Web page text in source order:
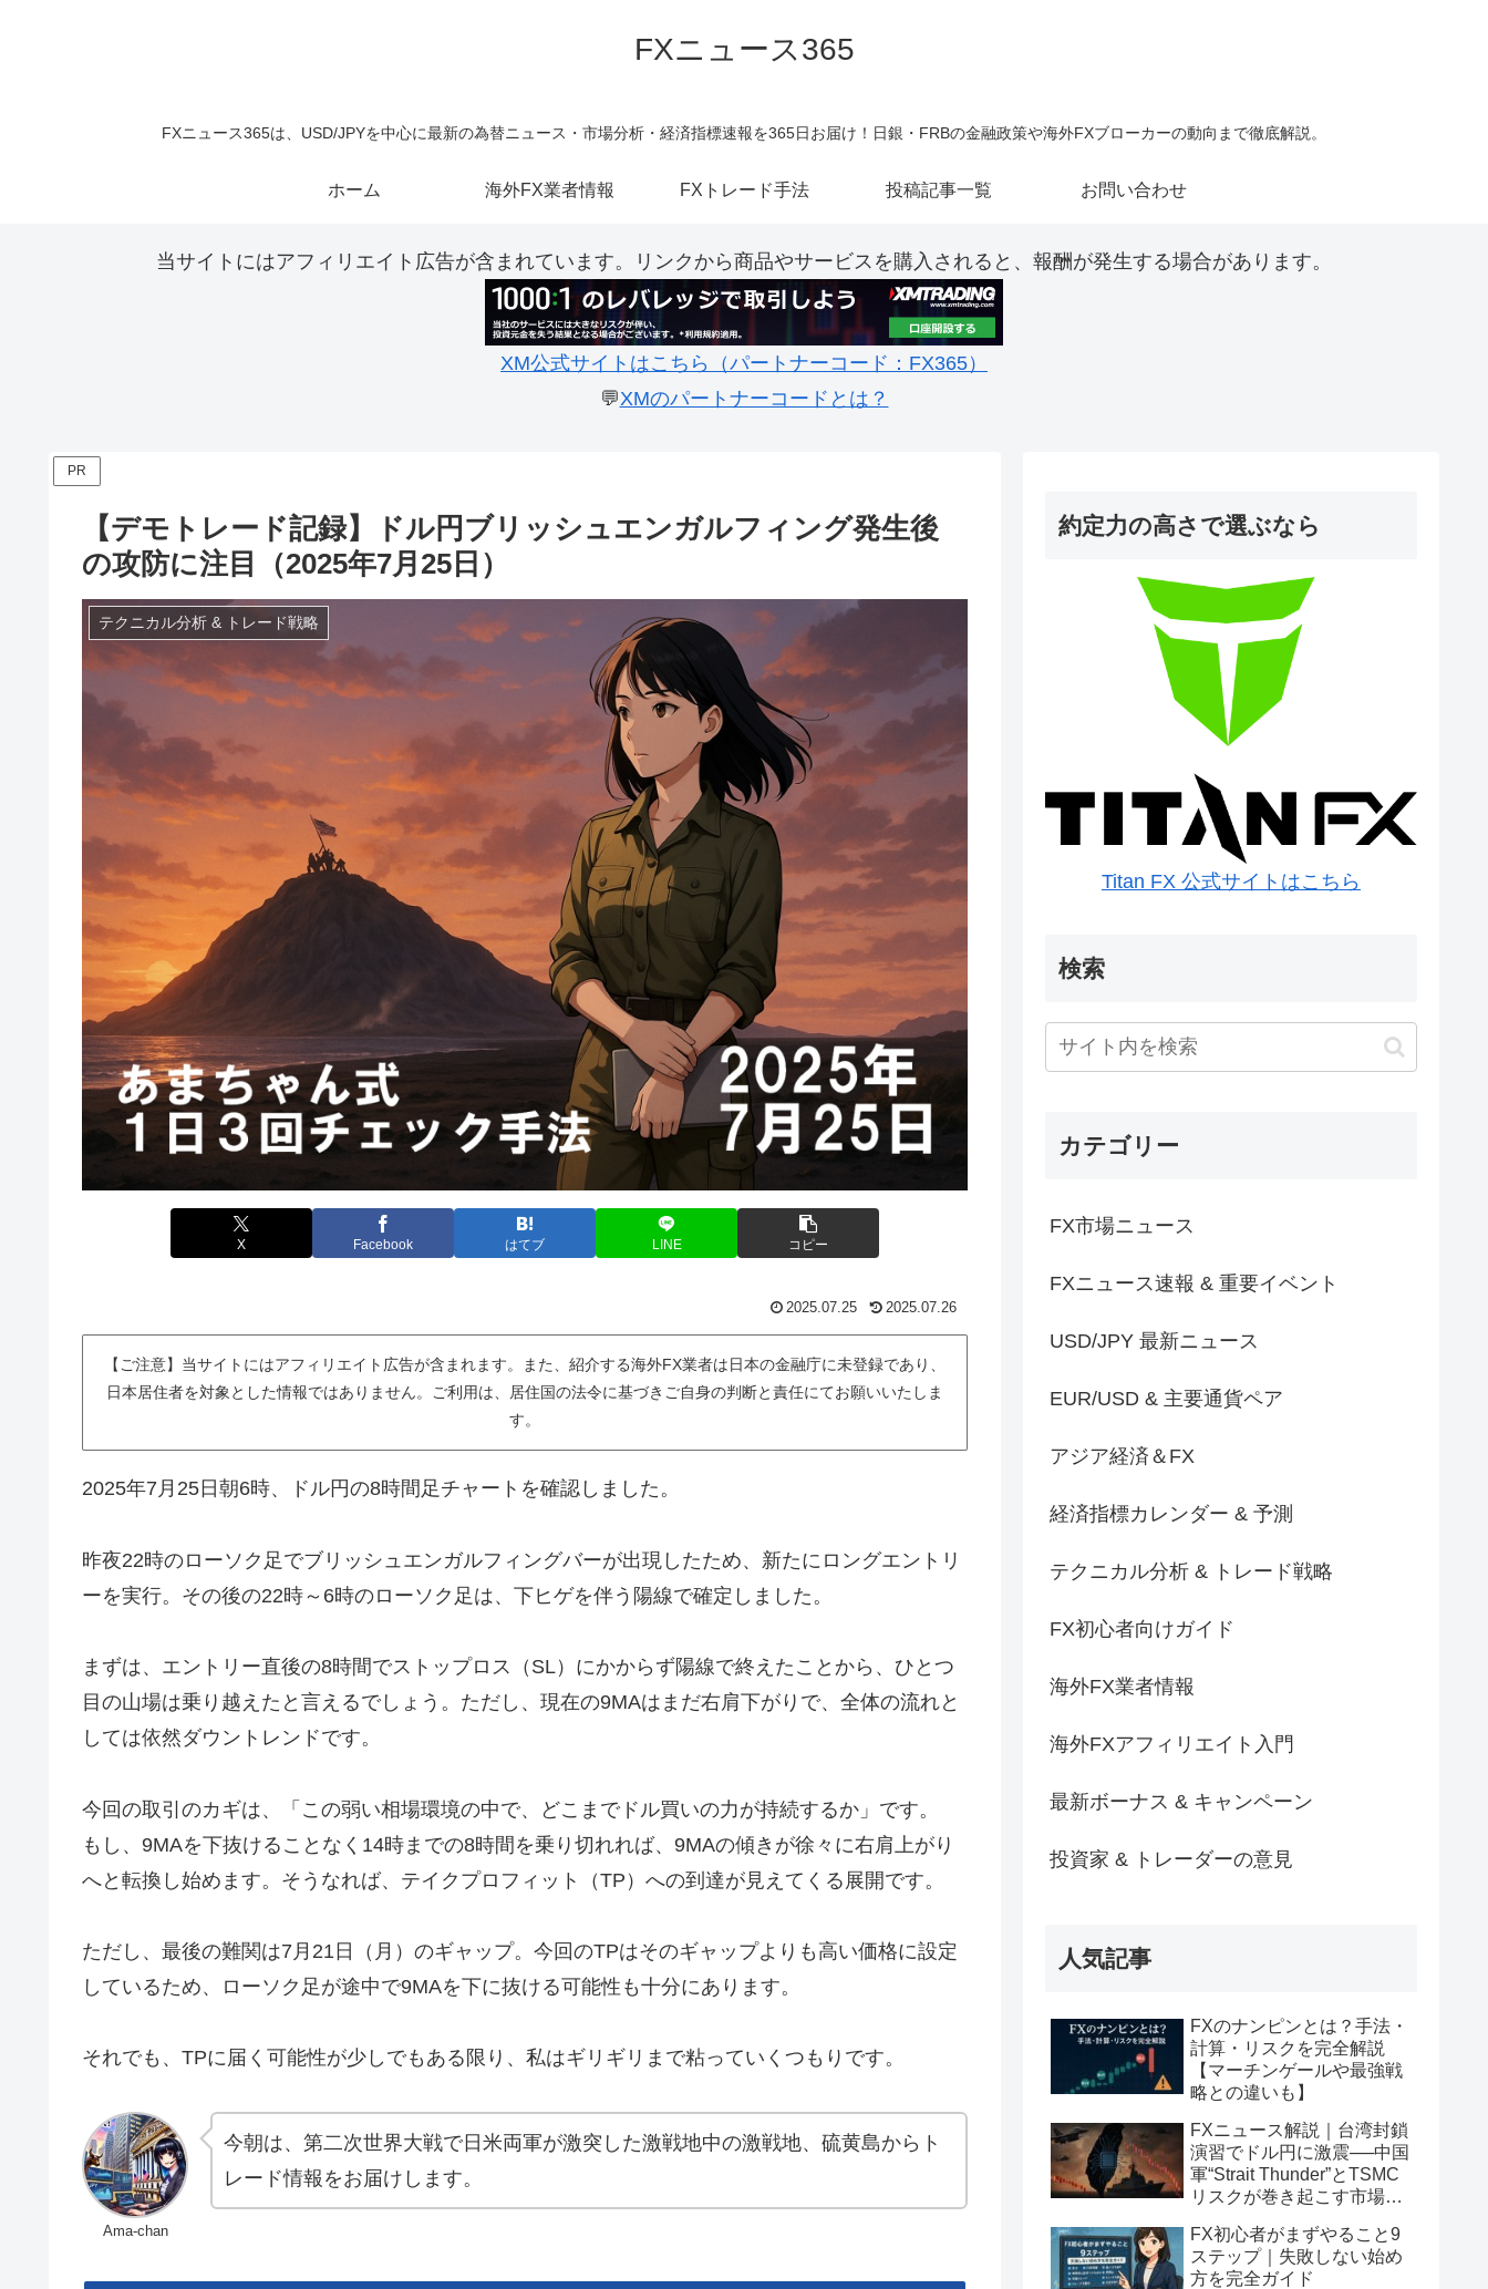
FXニュース365
FXニュース365は、USD/JPYを中心に最新の為替ニュース・市場分析・経済指標速報を365日お届け！日銀・FRBの金融政策や海外FXブローカーの動向まで徹底解説。
ホーム 海外FX業者情報 FXトレード手法 投稿記事一覧 お問い合わせ
当サイトにはアフィリエイト広告が含まれています。リンクから商品やサービスを購入されると、報酬が発生する場合があります。
XM公式サイトはこちら（パートナーコード：FX365）
💬XMのパートナーコードとは？
PR
【デモトレード記録】ドル円ブリッシュエンガルフィング発生後
の攻防に注目（2025年7月25日）
テクニカル分析 & トレード戦略
X Facebook はてブ LINE コピー
2025.07.25 2025.07.26
【ご注意】当サイトにはアフィリエイト広告が含まれます。また、紹介する海外FX業者は日本の金融庁に未登録であり、
日本居住者を対象とした情報ではありません。ご利用は、居住国の法令に基づきご自身の判断と責任にてお願いいたしま
す。
2025年7月25日朝6時、ドル円の8時間足チャートを確認しました。
昨夜22時のローソク足でブリッシュエンガルフィングバーが出現したため、新たにロングエントリ
ーを実行。その後の22時～6時のローソク足は、下ヒゲを伴う陽線で確定しました。
まずは、エントリー直後の8時間でストップロス（SL）にかからず陽線で終えたことから、ひとつ
目の山場は乗り越えたと言えるでしょう。ただし、現在の9MAはまだ右肩下がりで、全体の流れと
しては依然ダウントレンドです。
今回の取引のカギは、「この弱い相場環境の中で、どこまでドル買いの力が持続するか」です。
もし、9MAを下抜けることなく14時までの8時間を乗り切れれば、9MAの傾きが徐々に右肩上がり
へと転換し始めます。そうなれば、テイクプロフィット（TP）への到達が見えてくる展開です。
ただし、最後の難関は7月21日（月）のギャップ。今回のTPはそのギャップよりも高い価格に設定
しているため、ローソク足が途中で9MAを下に抜ける可能性も十分にあります。
それでも、TPに届く可能性が少しでもある限り、私はギリギリまで粘っていくつもりです。
Ama-chan
今朝は、第二次世界大戦で日米両軍が激突した激戦地中の激戦地、硫黄島からト
レード情報をお届けします。
約定力の高さで選ぶなら
Titan FX 公式サイトはこちら
検索
カテゴリー
FX市場ニュース
FXニュース速報 & 重要イベント
USD/JPY 最新ニュース
EUR/USD & 主要通貨ペア
アジア経済＆FX
経済指標カレンダー & 予測
テクニカル分析 & トレード戦略
FX初心者向けガイド
海外FX業者情報
海外FXアフィリエイト入門
最新ボーナス & キャンペーン
投資家 & トレーダーの意見
人気記事
FXのナンピンとは？手法・
計算・リスクを完全解説
【マーチンゲールや最強戦
略との違いも】
FXニュース解説｜台湾封鎖
演習でドル円に激震──中国
軍“Strait Thunder”とTSMC
リスクが巻き起こす市場の
FX初心者がまずやること9
ステップ｜失敗しない始め
方を完全ガイド